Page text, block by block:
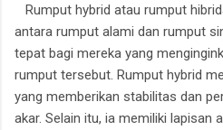
Rumput hybrid atau rumput
antara rumput alami dan rumput
tepat bagi mereka yang
rumput tersebut. Rumput hybrid
yang memberikan stabilitas dan
akar. Selain itu, ia memiliki lapisan